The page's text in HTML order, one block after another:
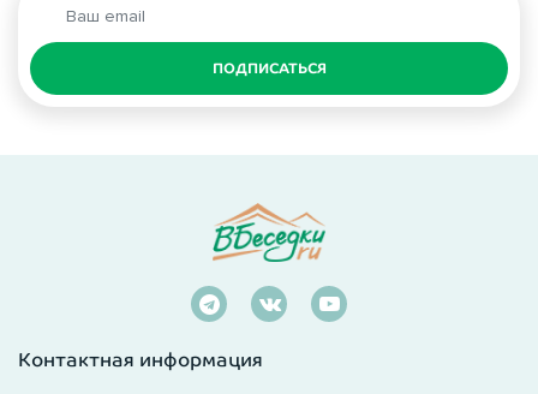
ПОДПИСАТЬСЯ
Контактная информация